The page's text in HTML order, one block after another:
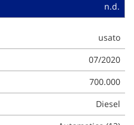
n.d.
usato
07/2020
700.000
Diesel